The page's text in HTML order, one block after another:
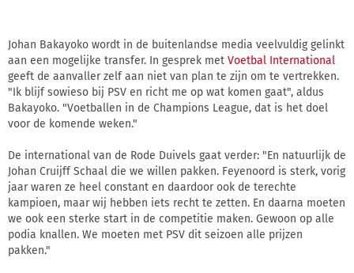
Johan Bakayoko wordt in de buitenlandse media veelvuldig gelinkt
aan een mogelijke transfer. In gesprek met Voetbal International
geeft de aanvaller zelf aan niet van plan te zijn om te vertrekken.
"Ik blijf sowieso bij PSV en richt me op wat komen gaat", aldus
Bakayoko. "Voetballen in de Champions League, dat is het doel
voor de komende weken."
De international van de Rode Duivels gaat verder: "En natuurlijk de
Johan Cruijff Schaal die we willen pakken. Feyenoord is sterk, vorig
jaar waren ze heel constant en daardoor ook de terechte
kampioen, maar wij hebben iets recht te zetten. En daarna moeten
we ook een sterke start in de competitie maken. Gewoon op alle
podia knallen. We moeten met PSV dit seizoen alle prijzen
pakken."